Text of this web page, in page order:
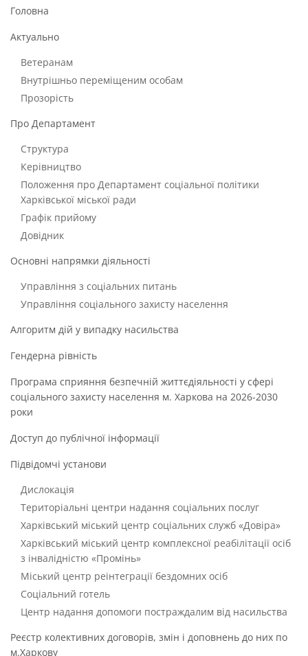
Головна
Актуально
Ветеранам
Внутрішньо переміщеним особам
Прозорість
Про Департамент
Структура
Керівництво
Положення про Департамент соціальної політики
Харківської міської ради
Графік прийому
Довідник
Основні напрямки діяльності
Управління з соціальних питань
Управління соціального захисту населення
Алгоритм дій у випадку насильства
Гендерна рівність
Програма сприяння безпечній життєдіяльності у сфері
соціального захисту населення м. Харкова на 2026-2030
роки
Доступ до публічної інформації
Підвідомчі установи
Дислокація
Територіальні центри надання соціальних послуг
Харківський міський центр соціальних служб «Довіра»
Харківський міський центр комплексної реабілітації осіб
з інвалідністю «Промінь»
Міський центр реінтеграції бездомних осіб
Соціальний готель
Центр надання допомоги постраждалим від насильства
Реєстр колективних договорів, змін і доповнень до них по
м.Харкову